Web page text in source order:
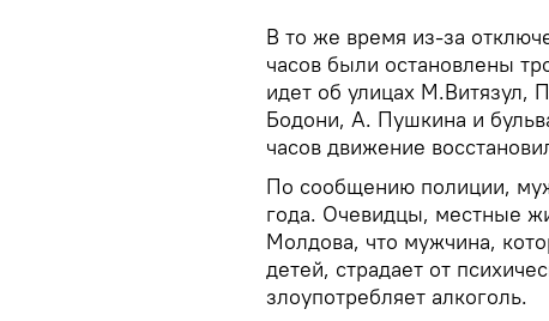
В то же время из-за
часов были остановлены
идет об улицах М.Витязул,
Бодони, А. Пушкина и
часов движение
По сообщению полиции,
года. Очевидцы, местные
Молдова, что мужчина,
детей, страдает от
злоупотребляет алкоголь.